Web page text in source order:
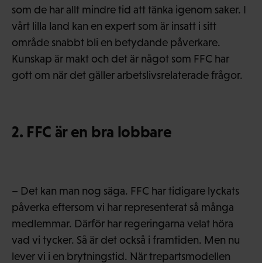
som de har allt mindre tid att tänka igenom saker. I
vårt lilla land kan en expert som är insatt i sitt
område snabbt bli en betydande påverkare.
Kunskap är makt och det är något som FFC har
gott om när det gäller arbetslivsrelaterade frågor.
2. FFC är en bra lobbare
– Det kan man nog säga. FFC har tidigare lyckats
påverka eftersom vi har representerat så många
medlemmar. Därför har regeringarna velat höra
vad vi tycker. Så är det också i framtiden. Men nu
lever vi i en brytningstid. När trepartsmodellen